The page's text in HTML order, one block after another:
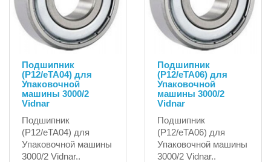
Подшипник
(P12/eTA04) для
Упаковочной
машины 3000/2
Vidnar
Подшипник
(P12/eTA04) для
Упаковочной машины
3000/2 Vidnar..
Подшипник
(P12/eTA06) для
Упаковочной
машины 3000/2
Vidnar
Подшипник
(P12/eTA06) для
Упаковочной машины
3000/2 Vidnar..